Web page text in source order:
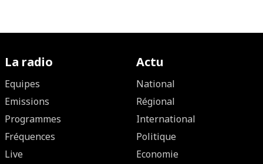
La radio
Equipes
Emissions
Programmes
Fréquences
Live
Actu
National
Régional
International
Politique
Economie